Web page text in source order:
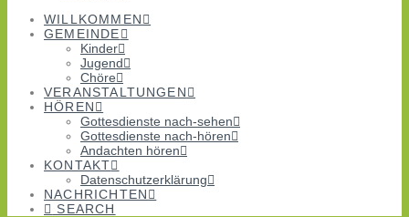
WILLKOMMEN
GEMEINDE
Kinder
Jugend
Chöre
VERANSTALTUNGEN
HÖREN
Gottesdienste nach-sehen
Gottesdienste nach-hören
Andachten hören
KONTAKT
Datenschutzerklärung
NACHRICHTEN
SEARCH